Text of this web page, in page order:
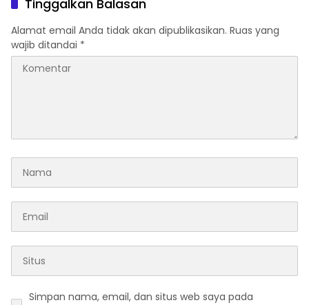
Tinggalkan Balasan
Alamat email Anda tidak akan dipublikasikan. Ruas yang
wajib ditandai *
Simpan nama, email, dan situs web saya pada